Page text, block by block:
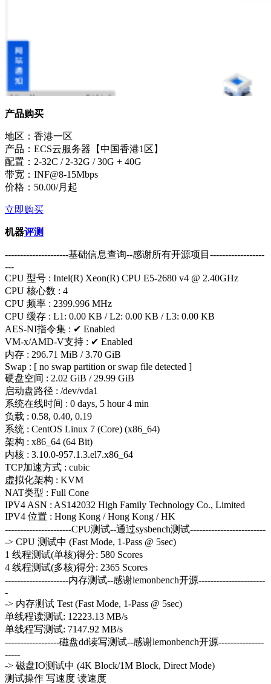
产品购买
地区：香港一区
产品：ECS云服务器【中国香港1区】
配置：2-32C / 2-32G / 30G + 40G
带宽：INF@8-15Mbps
价格：50.00/月起
立即购买
机器评测
---------------------基础信息查询--感谢所有开源项目------------------
---
CPU 型号 : Intel(R) Xeon(R) CPU E5-2680 v4 @ 2.40GHz
CPU 核心数 : 4
CPU 频率 : 2399.996 MHz
CPU 缓存 : L1: 0.00 KB / L2: 0.00 KB / L3: 0.00 KB
AES-NI指令集 : ✔ Enabled
VM-x/AMD-V支持 : ✔ Enabled
内存 : 296.71 MiB / 3.70 GiB
Swap : [ no swap partition or swap file detected ]
硬盘空间 : 2.02 GiB / 29.99 GiB
启动盘路径 : /dev/vda1
系统在线时间 : 0 days, 5 hour 4 min
负载 : 0.58, 0.40, 0.19
系统 : CentOS Linux 7 (Core) (x86_64)
架构 : x86_64 (64 Bit)
内核 : 3.10.0-957.1.3.el7.x86_64
TCP加速方式 : cubic
虚拟化架构 : KVM
NAT类型 : Full Cone
IPV4 ASN : AS142032 High Family Technology Co., Limited
IPV4 位置 : Hong Kong / Hong Kong / HK
----------------------CPU测试--通过sysbench测试-------------------------
-> CPU 测试中 (Fast Mode, 1-Pass @ 5sec)
1 线程测试(单核)得分: 580 Scores
4 线程测试(多核)得分: 2365 Scores
---------------------内存测试--感谢lemonbench开源----------------------
-
-> 内存测试 Test (Fast Mode, 1-Pass @ 5sec)
单线程读测试: 12223.13 MB/s
单线程写测试: 7147.92 MB/s
------------------磁盘dd读写测试--感谢lemonbench开源---------------
-----
-> 磁盘IO测试中 (4K Block/1M Block, Direct Mode)
测试操作 写速度 读速度